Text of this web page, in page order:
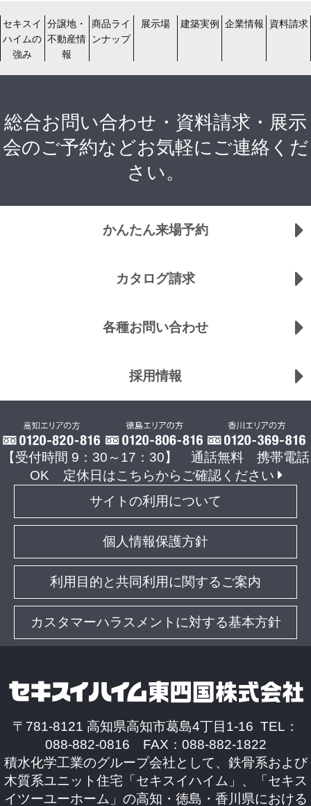
セキスイ
ハイムの
強み
分譲地・
不動産情
報
商品ライ
ンナップ
展示場 建築実例 企業情報 資料請求
総合お問い合わせ・資料請求・展示
会のご予約などお気軽にご連絡くだ
さい。
かんたん来場予約
カタログ請求
各種お問い合わせ
採用情報
【受付時間 9：30～17：30】 通話無料 携帯電話
OK
定休日はこちらからご確認ください
サイトの利用について
個人情報保護方針
利用目的と共同利用に関するご案内
カスタマーハラスメントに対する基本方針
〒781-8121 高知県高知市葛島4丁目1-16 TEL：
088-882-0816 FAX：088-882-1822
積水化学工業のグループ会社として、鉄骨系および
木質系ユニット住宅「セキスイハイム」、「セキス
イツーユーホーム」の高知・徳島・香川県における